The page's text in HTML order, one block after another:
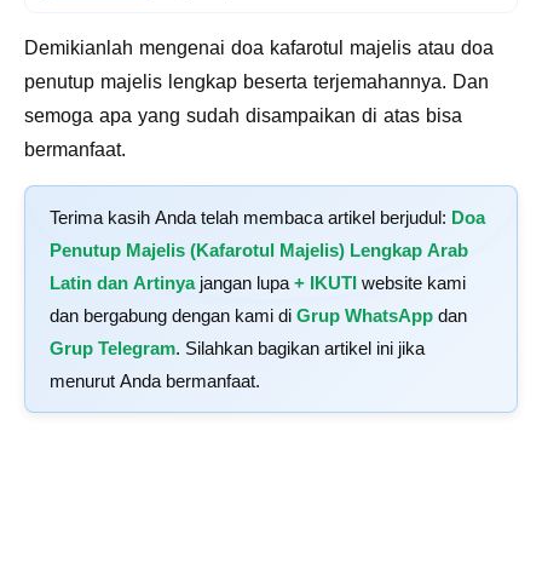
Demikianlah mengenai doa kafarotul majelis atau doa
penutup majelis lengkap beserta terjemahannya. Dan
semoga apa yang sudah disampaikan di atas bisa
bermanfaat.
Terima kasih Anda telah membaca artikel berjudul: Doa
Penutup Majelis (Kafarotul Majelis) Lengkap Arab
Latin dan Artinyajangan lupa+ IKUTIwebsite kami
dan bergabung dengan kami diGrup WhatsAppdan
Grup Telegram. Silahkan bagikan artikel ini jika
menurut Anda bermanfaat.